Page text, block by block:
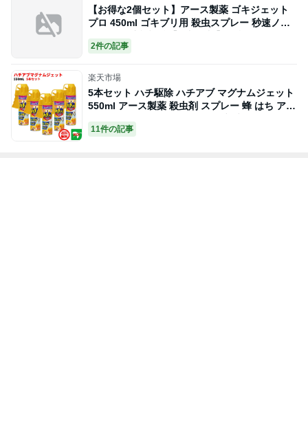
【お得な2個セット】アース製薬 ゴキジェット
プロ 450ml ゴキブリ用 殺虫スプレー 秒速ノッ
ノズル付 無香料 ゴキブリの駆除
2件の記事
楽天市場
5本セット ハチ駆除 ハチアブ マグナムジェット
550ml アース製薬 殺虫剤 スプレー 蜂 はち アシ
デ 百足 カメムシ ケムシ 退治 対策 ポイント 消
11件の記事